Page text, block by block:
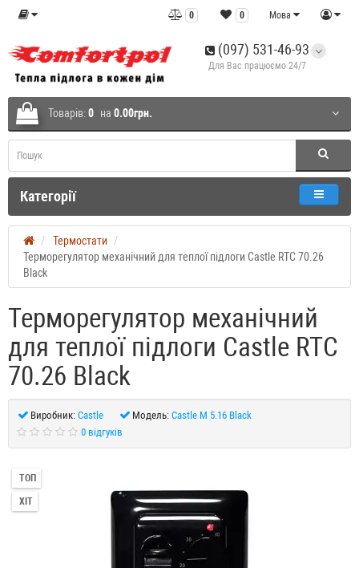
Мова
0
0
(097) 531-46-93
Для Вас працюємо 24/7
Товарів:0 на 0.00грн.
Категорії
Термостати
Терморегулятор механічний для теплої підлоги Castle RTC 70.26
Black
Терморегулятор механічний
для теплої підлоги Castle RTC
70.26 Black
Виробник: Castle Модель: Castle M 5.16 Black
0 відгуків
ТОП
ХІТ